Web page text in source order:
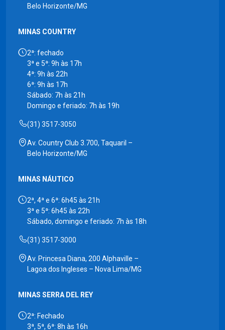
Belo Horizonte/MG
MINAS COUNTRY
2ª: fechado
3ª e 5ª: 9h às 17h
4ª: 9h às 22h
6ª: 9h às 17h
Sábado: 7h às 21h
Domingo e feriado: 7h às 19h
(31) 3517-3050
Av. Country Club 3.700, Taquaril –
Belo Horizonte/MG
MINAS NÁUTICO
2ª, 4ª e 6ª: 6h45 às 21h
3ª e 5ª: 6h45 às 22h
Sábado, domingo e feriado: 7h às 18h
(31) 3517-3000
Av. Princesa Diana, 200 Alphaville –
Lagoa dos Ingleses – Nova Lima/MG
MINAS SERRA DEL REY
2ª: Fechado
3ª, 5ª, 6ª: 8h às 16h